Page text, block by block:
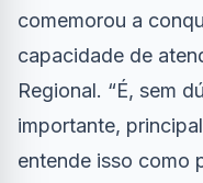
comemorou a
capacidade de
Regional. “É, sem
importante,
entende isso como